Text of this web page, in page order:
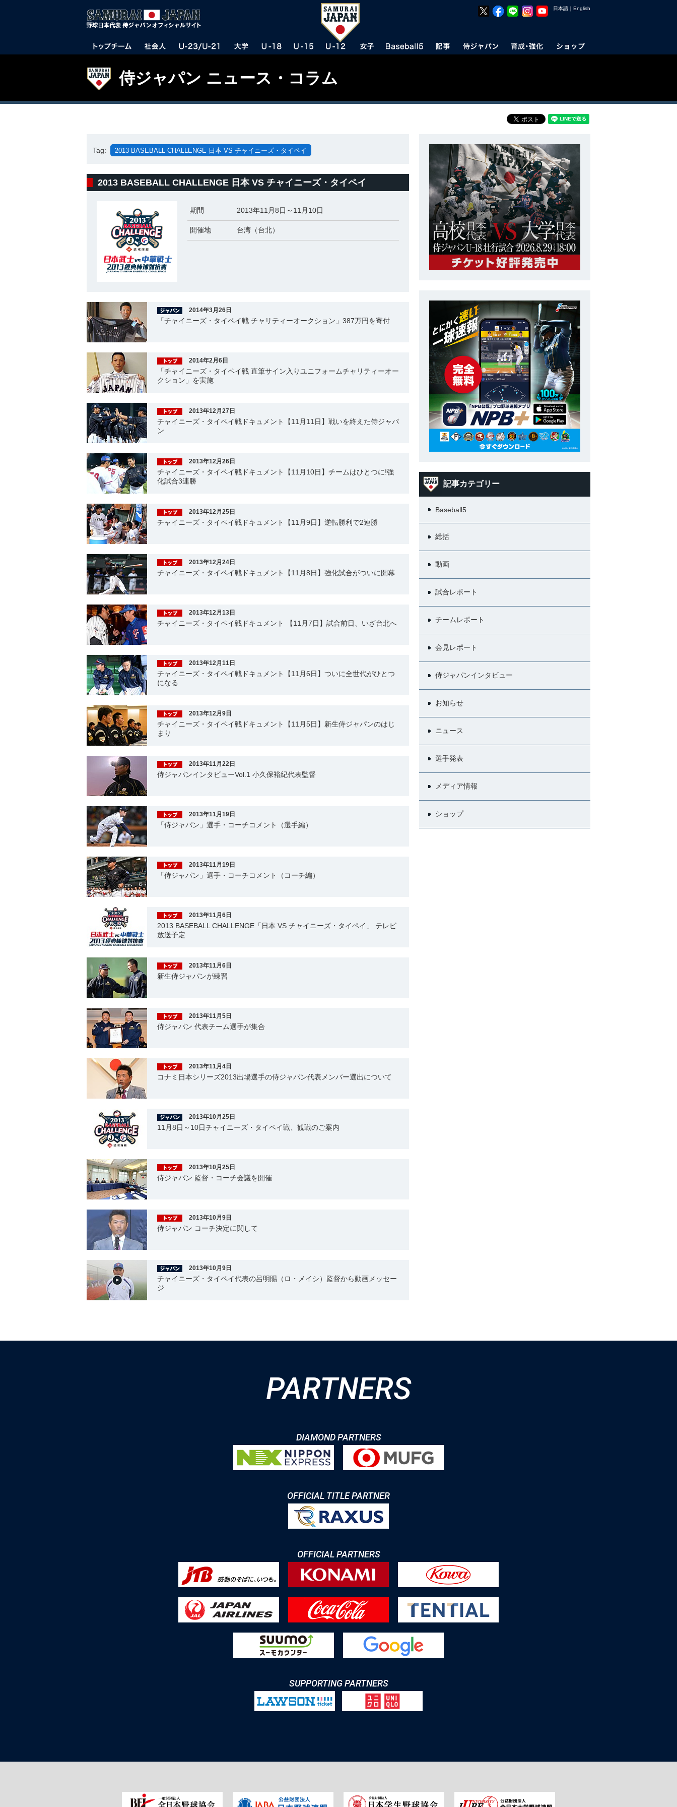
日本語 ｜ English
侍ジャパン ニュース・コラム
Tag: 2013 BASEBALL CHALLENGE 日本 VS チャイニーズ・タイペイ
2013 BASEBALL CHALLENGE 日本 VS チャイニーズ・タイペイ
期間 2013年11月8日～11月10日
開催地 台湾（台北）
2014年3月26日
「チャイニーズ・タイペイ戦 チャリティーオークション」387万円を寄付
2014年2月6日
「チャイニーズ・タイペイ戦 直筆サイン入りユニフォームチャリティーオー
クション」を実施
2013年12月27日
チャイニーズ・タイペイ戦ドキュメント【11月11日】戦いを終えた侍ジャパ
ン
2013年12月26日
チャイニーズ・タイペイ戦ドキュメント【11月10日】チームはひとつに!強
化試合3連勝
2013年12月25日
チャイニーズ・タイペイ戦ドキュメント【11月9日】逆転勝利で2連勝
2013年12月24日
チャイニーズ・タイペイ戦ドキュメント【11月8日】強化試合がついに開幕
2013年12月13日
チャイニーズ・タイペイ戦ドキュメント 【11月7日】試合前日、いざ台北へ
2013年12月11日
チャイニーズ・タイペイ戦ドキュメント【11月6日】ついに全世代がひとつ
になる
2013年12月9日
チャイニーズ・タイペイ戦ドキュメント【11月5日】新生侍ジャパンのはじ
まり
2013年11月22日
侍ジャパンインタビューVol.1 小久保裕紀代表監督
2013年11月19日
「侍ジャパン」選手・コーチコメント（選手編）
2013年11月19日
「侍ジャパン」選手・コーチコメント（コーチ編）
2013年11月6日
2013 BASEBALL CHALLENGE「日本 VS チャイニーズ・タイペイ」 テレビ
放送予定
2013年11月6日
新生侍ジャパンが練習
2013年11月5日
侍ジャパン 代表チーム選手が集合
2013年11月4日
コナミ日本シリーズ2013出場選手の侍ジャパン代表メンバー選出について
2013年10月25日
11月8日～10日チャイニーズ・タイペイ戦、観戦のご案内
2013年10月25日
侍ジャパン 監督・コーチ会議を開催
2013年10月9日
侍ジャパン コーチ決定に関して
2013年10月9日
チャイニーズ・タイペイ代表の呂明賜（ロ・メイシ）監督から動画メッセー
ジ
記事カテゴリー
Baseball5
総括
動画
試合レポート
チームレポート
会見レポート
侍ジャパンインタビュー
お知らせ
ニュース
選手発表
メディア情報
ショップ
PARTNERS
DIAMOND PARTNERS
OFFICIAL TITLE PARTNER
OFFICIAL PARTNERS
SUPPORTING PARTNERS